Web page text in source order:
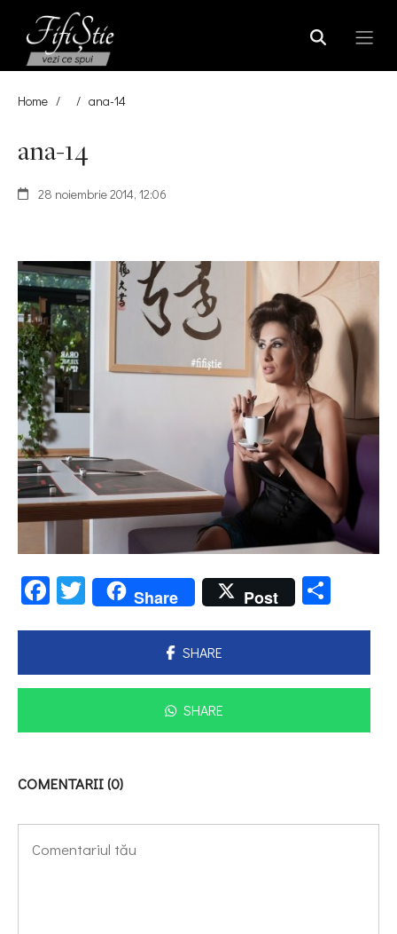
Home / / ana-14
ana-14
28 noiembrie 2014, 12:06
Facebook
Twitter
Share Post
SHARE
SHARE
COMENTARII (0)